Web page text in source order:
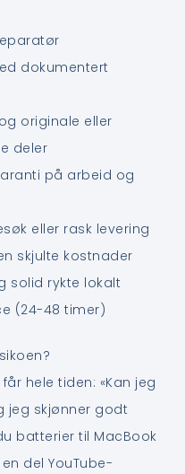
dokumentert
originale eller
deler
på arbeid og
eller rask levering
skjulte kostnader
solid rykte lokalt
(24-48 timer)
hele tiden: «Kan jeg
jeg skjønner godt
batterier til MacBook
del YouTube-